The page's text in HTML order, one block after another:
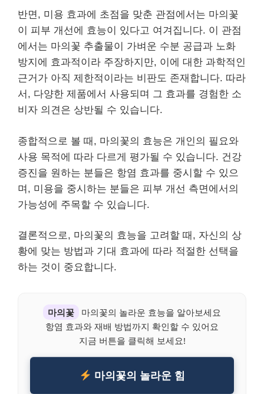
반면, 미용 효과에 초점을 맞춘 관점에서는 마의꽃
이 피부 개선에 효능이 있다고 여겨집니다. 이 관점
에서는 마의꽃 추출물이 가벼운 수분 공급과 노화
방지에 효과적이라 주장하지만, 이에 대한 과학적인
근거가 아직 제한적이라는 비판도 존재합니다. 따라
서, 다양한 제품에서 사용되며 그 효과를 경험한 소
비자 의견은 상반될 수 있습니다.
종합적으로 볼 때, 마의꽃의 효능은 개인의 필요와
사용 목적에 따라 다르게 평가될 수 있습니다. 건강
증진을 원하는 분들은 항염 효과를 중시할 수 있으
며, 미용을 중시하는 분들은 피부 개선 측면에서의
가능성에 주목할 수 있습니다.
결론적으로, 마의꽃의 효능을 고려할 때, 자신의 상
황에 맞는 방법과 기대 효과에 따라 적절한 선택을
하는 것이 중요합니다.
마의꽃
마의꽃의 놀라운 효능을 알아보세요
항염 효과와 재배 방법까지 확인할 수 있어요
지금 버튼을 클릭해 보세요!
마의꽃의 놀라운 힘